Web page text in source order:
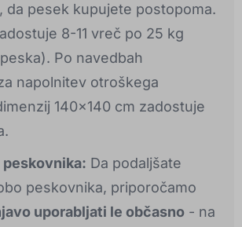
da pesek kupujete postopoma.
8-11 vreč po 25 kg
Po navedbah
napolnitev otroškega
140x140 cm zadostuje
Da podaljšate
peskovnika, priporočamo
uporabljati le občasno - na